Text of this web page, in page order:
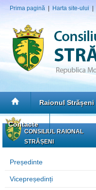
Prima pagină Harta site-ului
Raionul Strășeni
Contacte
CONSILIUL RAIONAL
STRĂȘENI
Președinte
Vicepreședinți